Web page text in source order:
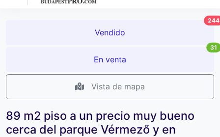
Vendido
244
En venta
31
Vista de mapa
89 m2 piso a un precio muy bueno
cerca del parque Vérmező y en